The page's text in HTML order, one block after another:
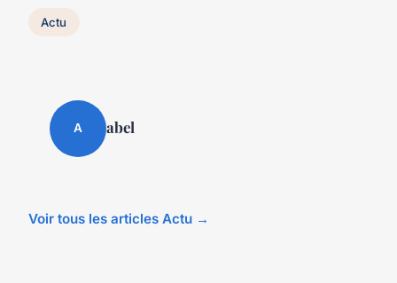
Actu
A abel
Voir tous les articles Actu →